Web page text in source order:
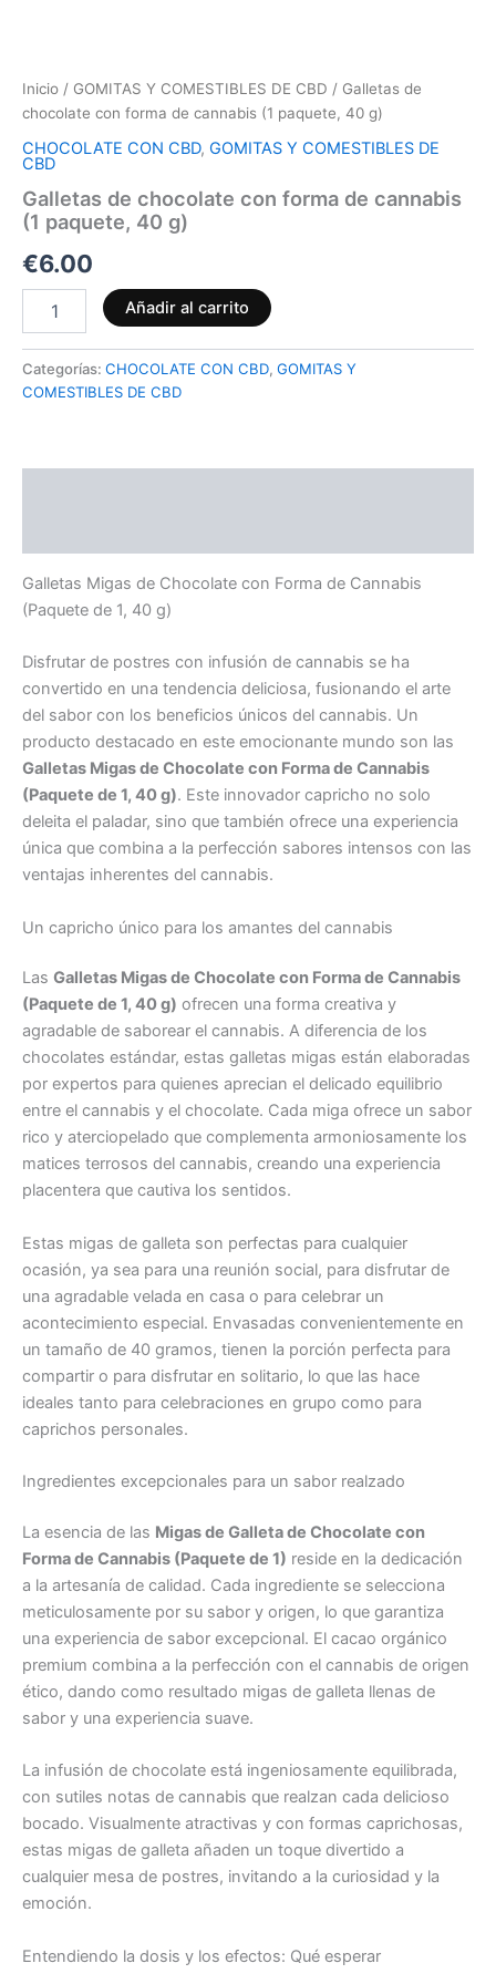
Inicio / GOMITAS Y COMESTIBLES DE CBD / Galletas de
chocolate con forma de cannabis (1 paquete, 40 g)
CHOCOLATE CON CBD, GOMITAS Y COMESTIBLES DE
CBD
Galletas de chocolate con forma de cannabis
(1 paquete, 40 g)
€6.00
Añadir al carrito
Categorías: CHOCOLATE CON CBD, GOMITAS Y
COMESTIBLES DE CBD
Galletas Migas de Chocolate con Forma de Cannabis
(Paquete de 1, 40 g)
Disfrutar de postres con infusión de cannabis se ha
convertido en una tendencia deliciosa, fusionando el arte
del sabor con los beneficios únicos del cannabis. Un
producto destacado en este emocionante mundo son las
Galletas Migas de Chocolate con Forma de Cannabis
(Paquete de 1, 40 g). Este innovador capricho no solo
deleita el paladar, sino que también ofrece una experiencia
única que combina a la perfección sabores intensos con las
ventajas inherentes del cannabis.
Un capricho único para los amantes del cannabis
Las Galletas Migas de Chocolate con Forma de Cannabis
(Paquete de 1, 40 g) ofrecen una forma creativa y
agradable de saborear el cannabis. A diferencia de los
chocolates estándar, estas galletas migas están elaboradas
por expertos para quienes aprecian el delicado equilibrio
entre el cannabis y el chocolate. Cada miga ofrece un sabor
rico y aterciopelado que complementa armoniosamente los
matices terrosos del cannabis, creando una experiencia
placentera que cautiva los sentidos.
Estas migas de galleta son perfectas para cualquier
ocasión, ya sea para una reunión social, para disfrutar de
una agradable velada en casa o para celebrar un
acontecimiento especial. Envasadas convenientemente en
un tamaño de 40 gramos, tienen la porción perfecta para
compartir o para disfrutar en solitario, lo que las hace
ideales tanto para celebraciones en grupo como para
caprichos personales.
Ingredientes excepcionales para un sabor realzado
La esencia de las Migas de Galleta de Chocolate con
Forma de Cannabis (Paquete de 1) reside en la dedicación
a la artesanía de calidad. Cada ingrediente se selecciona
meticulosamente por su sabor y origen, lo que garantiza
una experiencia de sabor excepcional. El cacao orgánico
premium combina a la perfección con el cannabis de origen
ético, dando como resultado migas de galleta llenas de
sabor y una experiencia suave.
La infusión de chocolate está ingeniosamente equilibrada,
con sutiles notas de cannabis que realzan cada delicioso
bocado. Visualmente atractivas y con formas caprichosas,
estas migas de galleta añaden un toque divertido a
cualquier mesa de postres, invitando a la curiosidad y la
emoción.
Entendiendo la dosis y los efectos: Qué esperar